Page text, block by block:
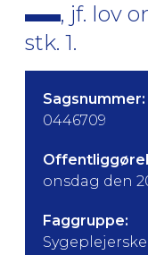
, jf. lov
stk. 1.
Sagsnummer:
0446709
onsdag den
Faggruppe: